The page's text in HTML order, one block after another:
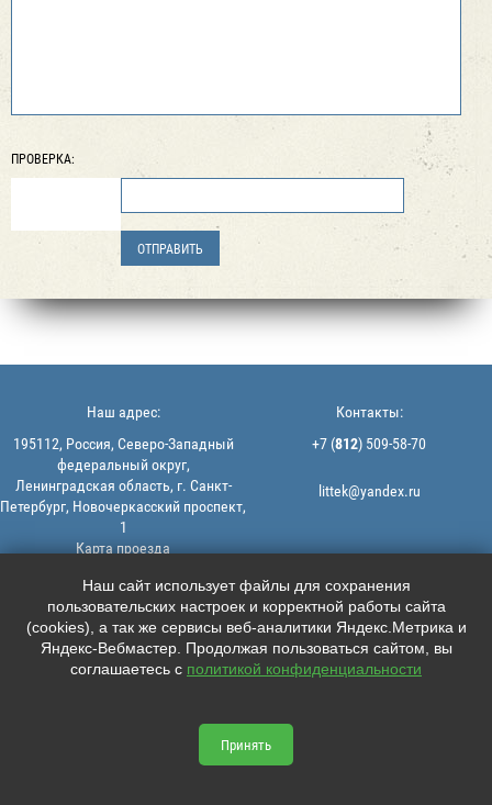
ПРОВЕРКА:
© 2013-2026 | ООО "ЛИТТЕК" -
производство и продажа РТИ
ИНН: 7806523560 | ОГРН:
1147847126162
Политика конфиденциальности |
Пользовательское соглашение
Наш адрес:
195112, Россия, Северо-Западный
федеральный округ,
Ленинградская область, г. Санкт-
Петербург, Новочеркасский проспект,
1
Карта проезда
Контакты:
+7 (812) 509-58-70
littek@yandex.ru
Мы в соцсетях:
    
Наш сайт использует файлы для сохранения
пользовательских настроек и корректной работы сайта
(cookies), а так же сервисы веб-аналитики Яндекс.Метрика и
Яндекс-Вебмастер. Продолжая пользоваться сайтом, вы
соглашаетесь с политикой конфиденциальности
Принять